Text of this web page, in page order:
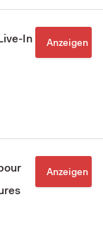
In
Anzeigen
Anzeigen